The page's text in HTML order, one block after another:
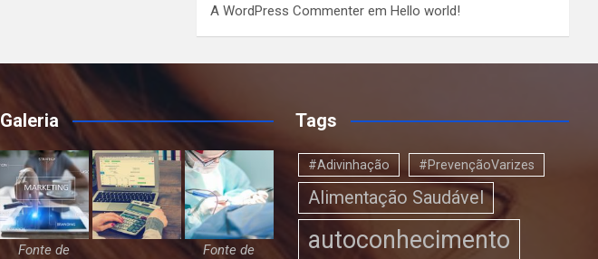
A WordPress Commenter emHello world!
Galeria
Fonte de
Fonte de
Tags
#Adivinhação #PrevençãoVarizes
Alimentação Saudável
autoconhecimento